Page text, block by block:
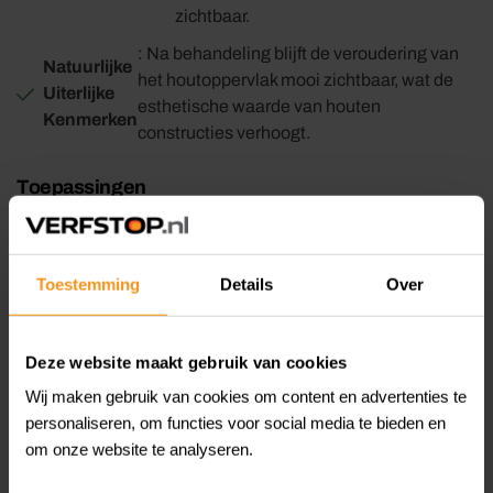
Toestemming Details Over
Deze website maakt gebruik van cookies
Wij maken gebruik van cookies om content en advertenties te
personaliseren, om functies voor social media te bieden en
om onze website te analyseren.
zichtbaar.
Natuurlijke
Uiterlijke
Kenmerken
: Na behandeling blijft de veroudering van
het houtoppervlak mooi zichtbaar, wat de
esthetische waarde van houten
constructies verhoogt.
Toepassingen
Dit product is ideaal voor het conserveren van houten
constructies zoals gebouwen, palen, schuttingen en
omheiningen. Het biedt langdurige bescherming en helpt
Verpakkingen : Auson Pine Tar Vitriol is beschikbaar in 1L,
3L en 10L verpakkingen.
Gebruik van Auson Zweedse Houtteer Vitriol